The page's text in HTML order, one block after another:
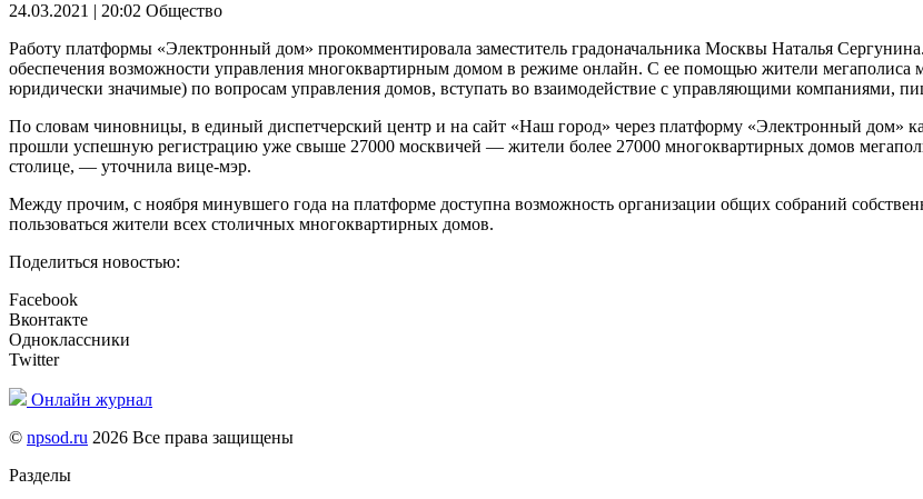
24.03.2021 | 20:02 Общество
Работу платформы «Электронный дом» прокомментировала заместитель градоначальника Москвы Наталья
обеспечения возможности управления многоквартирным домом в режиме онлайн. С ее помощью жители мегаполиса
юридически значимые) по вопросам управления домов, вступать во взаимодействие с управляющими компаниями,
По словам чиновницы, в единый диспетчерский центр и на сайт «Наш город» через платформу «Электронный дом»
прошли успешную регистрацию уже свыше 27000 москвичей — жители более 27000 многоквартирных домов
столице, — уточнила вице-мэр.
Между прочим, с ноября минувшего года на платформе доступна возможность организации общих собраний
пользоваться жители всех столичных многоквартирных домов.
Поделиться новостью:
Facebook
Вконтакте
Одноклассники
Twitter
Онлайн журнал
© npsod.ru 2026 Все права защищены
Разделы